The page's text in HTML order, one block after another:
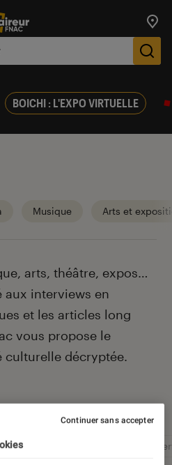
BOICHI : L'EXPO VIRTUELLE
Musique Arts et
arts, théâtre, expos…
aux interviews en
et les articles long
vous propose le
culturelle décryptée.
Roman
Continuer sans accepter